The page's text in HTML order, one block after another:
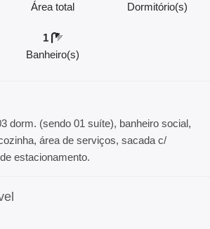
Área total
Dormitório(s)
1
Banheiro(s)
dorm. (sendo 01 suíte), banheiro social,
área de serviços, sacada c/
estacionamento.